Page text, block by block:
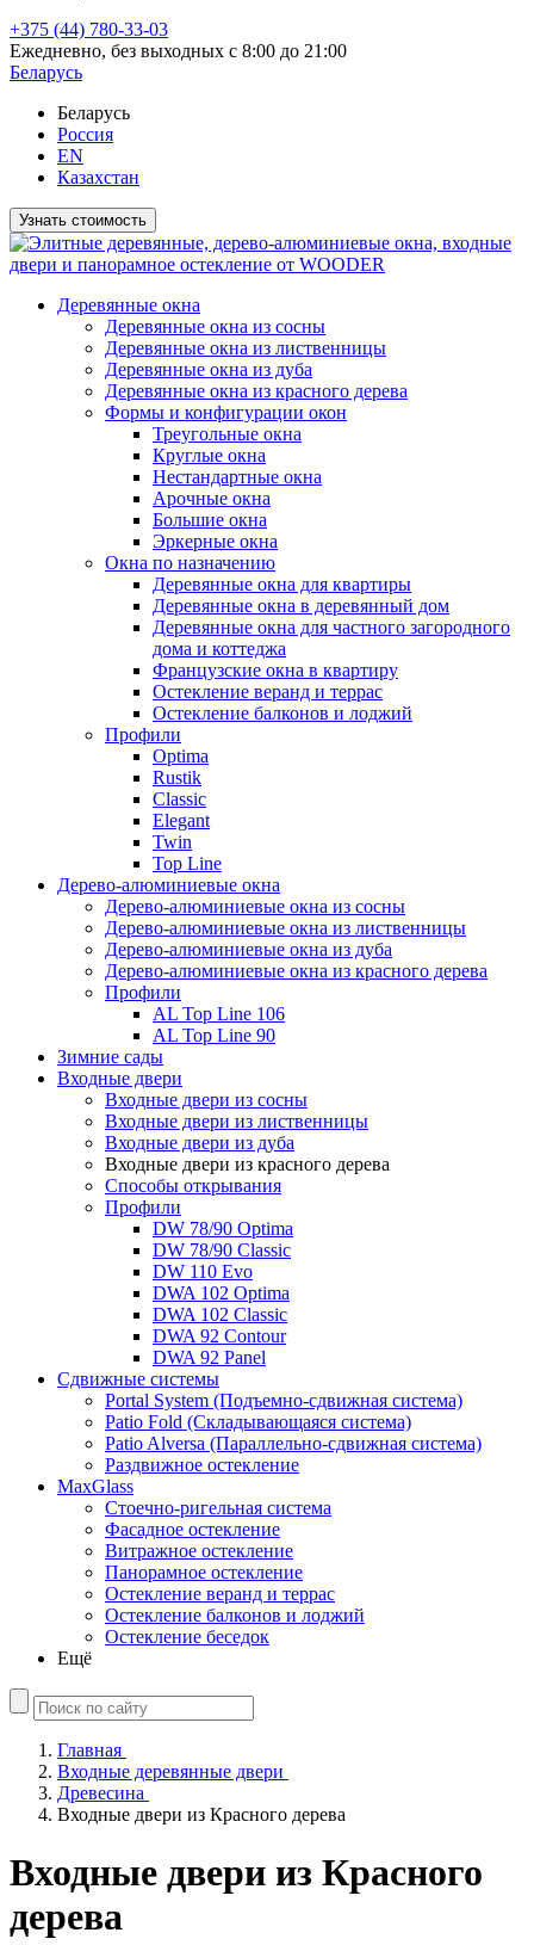
+375 (44) 780-33-03
Ежедневно, без выходных с 8:00 до 21:00
Беларусь
Беларусь
Россия
EN
Казахстан
Узнать стоимость
Деревянные окна
Деревянные окна из сосны
Деревянные окна из лиственницы
Деревянные окна из дуба
Деревянные окна из красного дерева
Формы и конфигурации окон
Треугольные окна
Круглые окна
Нестандартные окна
Арочные окна
Большие окна
Эркерные окна
Окна по назначению
Деревянные окна для квартиры
Деревянные окна в деревянный дом
Деревянные окна для частного загородного
дома и коттеджа
Французские окна в квартиру
Остекление веранд и террас
Остекление балконов и лоджий
Профили
Optima
Rustik
Classic
Elegant
Twin
Top Line
Дерево-алюминиевые окна
Дерево-алюминиевые окна из сосны
Дерево-алюминиевые окна из лиственницы
Дерево-алюминиевые окна из дуба
Дерево-алюминиевые окна из красного дерева
Профили
AL Top Line 106
AL Top Line 90
Зимние сады
Входные двери
Входные двери из сосны
Входные двери из лиственницы
Входные двери из дуба
Входные двери из красного дерева
Способы открывания
Профили
DW 78/90 Optima
DW 78/90 Classic
DW 110 Evo
DWA 102 Optima
DWA 102 Classic
DWA 92 Contour
DWA 92 Panel
Сдвижные системы
Portal System (Подъемно-сдвижная система)
Patio Fold (Складывающаяся система)
Patio Alversa (Параллельно-сдвижная система)
Раздвижное остекление
MaxGlass
Стоечно-ригельная система
Фасадное остекление
Витражное остекление
Панорамное остекление
Остекление веранд и террас
Остекление балконов и лоджий
Остекление беседок
Ещё
Главная
Входные деревянные двери
Древесина
Входные двери из Красного дерева
Входные двери из Красного
дерева